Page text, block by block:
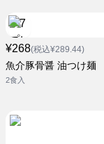
¥268(税込¥289.44)
魚介豚骨醤 油つけ麺
2食入